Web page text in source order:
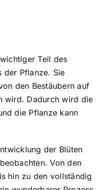
Teil des
der Pflanze. Sie
den Bestäubern auf
wird. Dadurch wird die
die Pflanze kann
der Blüten
Von den
hin zu den vollständig